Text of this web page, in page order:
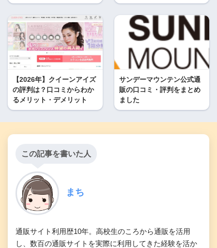
【2026年】クイーンアイズ
の評判は？口コミからわか
るメリット・デメリット
サンデーマウンテン公式通
販の口コミ・評判をまとめ
ました
この記事を書いた人
まち
通販サイト利用歴10年。高校生のころから通販を活用
し、数百の通販サイトを実際に利用してきた経験を活か